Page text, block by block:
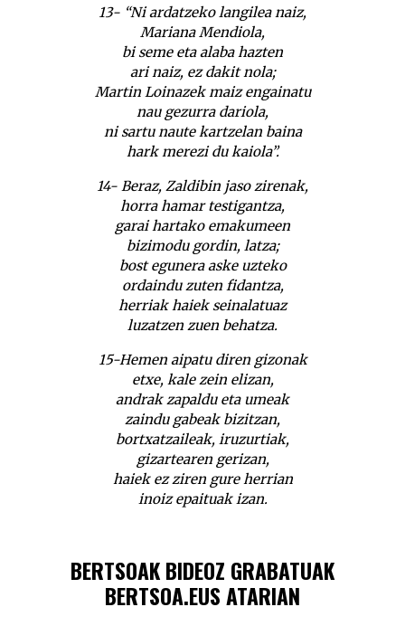
13- “Ni ardatzeko langilea naiz,
Mariana Mendiola,
bi seme eta alaba hazten
ari naiz, ez dakit nola;
Martin Loinazek maiz engainatu
nau gezurra dariola,
ni sartu naute kartzelan baina
hark merezi du kaiola”.
14- Beraz, Zaldibin jaso zirenak,
horra hamar testigantza,
garai hartako emakumeen
bizimodu gordin, latza;
bost egunera aske uzteko
ordaindu zuten fidantza,
herriak haiek seinalatuaz
luzatzen zuen behatza.
15-Hemen aipatu diren gizonak
etxe, kale zein elizan,
andrak zapaldu eta umeak
zaindu gabeak bizitzan,
bortxatzaileak, iruzurtiak,
gizartearen gerizan,
haiek ez ziren gure herrian
inoiz epaituak izan.
BERTSOAK BIDEOZ GRABATUAK
BERTSOA.EUS ATARIAN